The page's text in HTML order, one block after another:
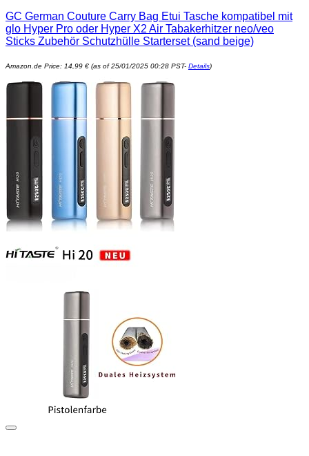
GC German Couture Carry Bag Etui Tasche kompatibel mit
glo Hyper Pro oder Hyper X2 Air Tabakerhitzer neo/veo
Sticks Zubehör Schutzhülle Starterset (sand beige)
Amazon.de Price: 14,99 € (as of 25/01/2025 00:28 PST- Details)